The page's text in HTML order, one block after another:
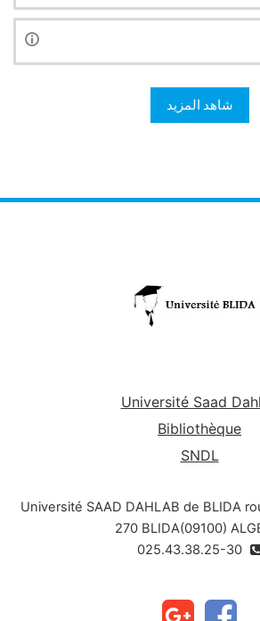
شاهد المزيد
Université Saad
Bibliothèque
SNDL
Université SAAD DAHLAB de BLIDA
270 BLIDA(09100)